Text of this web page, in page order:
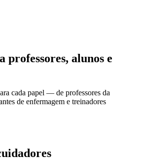
professores, alunos e
cada papel — de professores da
de enfermagem e treinadores